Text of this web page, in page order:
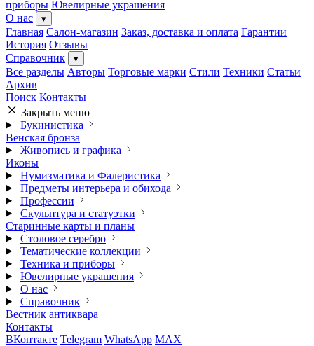
приборы Ювелирные украшения
О нас
▾
Главная Салон-магазин Заказ, доставка и оплата Гарантии
История Отзывы
Справочник
▾
Все разделы Авторы Торговые марки Стили Техники Статьи
Архив
Поиск Контакты
Закрыть меню
Букинистика
Венская бронза
Живопись и графика
Иконы
Нумизматика и Фалеристика
Предметы интерьера и обихода
Профессии
Скульптура и статуэтки
Старинные карты и планы
Столовое серебро
Тематические коллекции
Техника и приборы
Ювелирные украшения
О нас
Справочник
Вестник антиквара
Контакты
ВКонтакте Telegram WhatsApp MAX